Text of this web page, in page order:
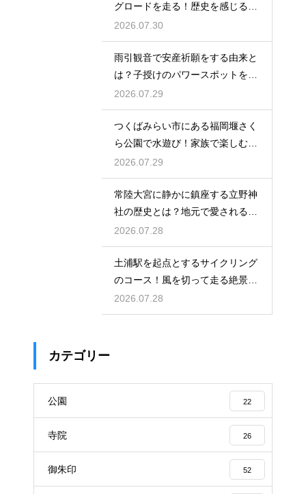
グロードを走る！歴史を感じる自
転車の旅
2026.07.30
雨引観音で安産祈願をする由来と
は？子授けのパワースポットを徹
底解説
2026.07.29
つくばみらい市にある福岡堰さく
ら公園で水遊び！家族で楽しむ休
日の午後
2026.07.29
常陸大宮に静かに鎮座する立野神
社の歴史とは？地元で愛される信
仰の拠点
2026.07.28
土浦駅を起点とするサイクリング
のコース！風を切って走る絶景ル
ート
2026.07.28
カテゴリー
公園 22
寺院 26
御朱印 52